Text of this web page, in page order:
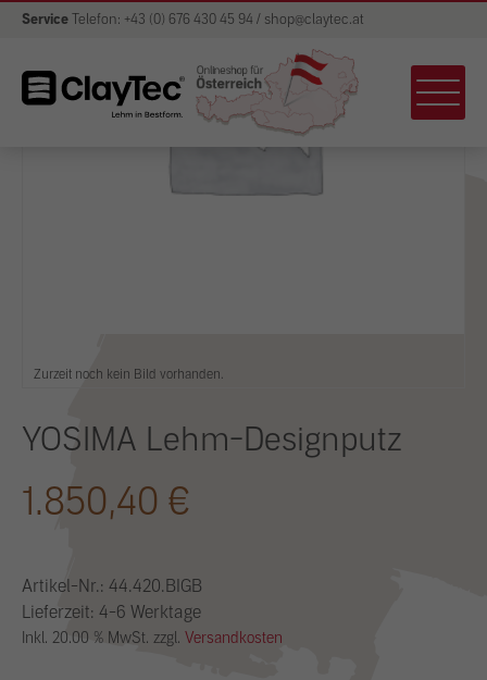
Service Telefon: +43 (0) 676 430 45 94 / shop@claytec.at
Zurzeit noch kein Bild vorhanden.
YOSIMA Lehm-Designputz
1.850,40 €
Artikel-Nr.: 44.420.BIGB
Lieferzeit: 4-6 Werktage
Inkl. 20.00 % MwSt. zzgl. Versandkosten